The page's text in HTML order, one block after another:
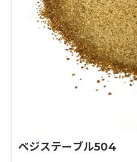
ベジステーブル504